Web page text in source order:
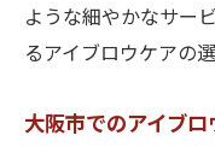
大阪市内で人
最新の施術メ
魅力
ような細やかなサー
るアイブロウケアの
大阪市でのアイブ